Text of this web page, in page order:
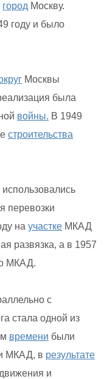
город Москву.
году и было
Москвы
была
войны. В 1949
строительства
перевозки
на участке МКАД
развязка, а в 1957
МКАД.
с
стала одной из
времени были
МКАД, в результате
движения и